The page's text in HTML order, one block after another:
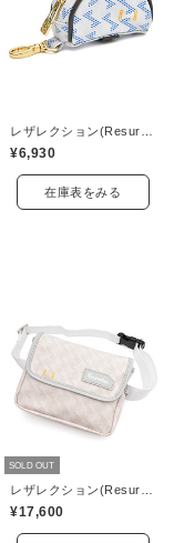
¥6,930
在庫表をみる
SOLD OUT
¥17,600